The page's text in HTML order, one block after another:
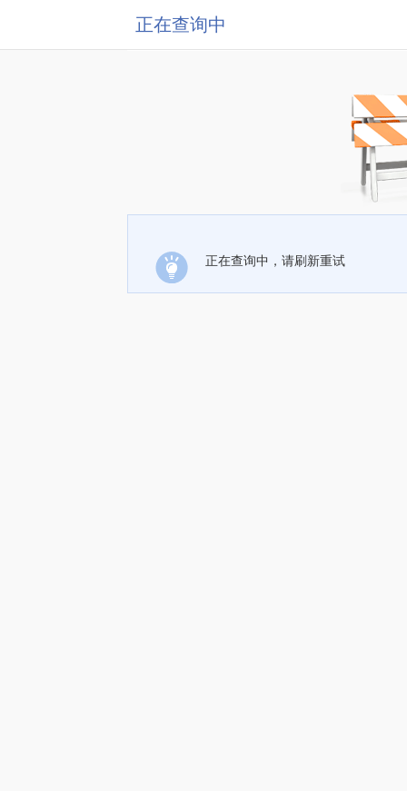
正在查询中
正在查询中，请刷新重试